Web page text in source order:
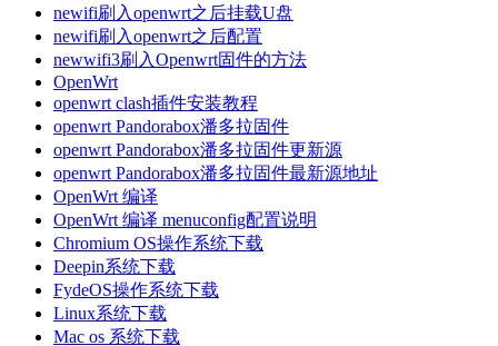
newifi刷入openwrt之后挂载U盘
newifi刷入openwrt之后配置
newwifi3刷入Openwrt固件的方法
OpenWrt
openwrt clash插件安装教程
openwrt Pandorabox潘多拉固件
openwrt Pandorabox潘多拉固件更新源
openwrt Pandorabox潘多拉固件最新源地址
OpenWrt 编译
OpenWrt 编译 menuconfig配置说明
Chromium OS操作系统下载
Deepin系统下载
FydeOS操作系统下载
Linux系统下载
Mac os 系统下载